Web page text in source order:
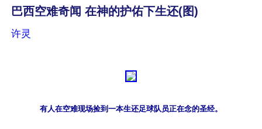
巴西空难奇闻 在神的护佑下生还(图)
许灵